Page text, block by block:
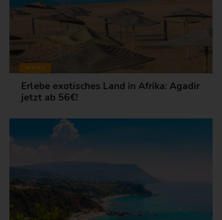
AFRIKA
Erlebe exotisches Land in Afrika: Agadir
jetzt ab 56€!